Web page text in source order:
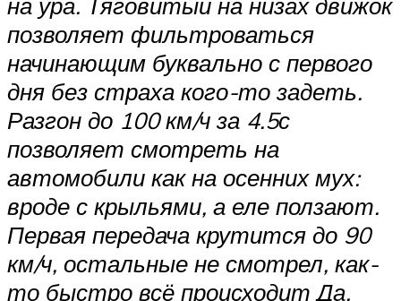
позволяет фильтроваться
начинающим буквально с первого
дня без страха кого-то задеть.
Разгон до 100 км/ч за 4.5с
позволяет смотреть на
автомобили как на осенних мух:
вроде с крыльями, а еле ползают.
Первая передача крутится до 90
км/ч, остальные не смотрел, как-
то быстро всё происходит Да,